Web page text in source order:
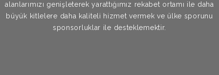
alanlarımızı genişleterek yarattığımız rekabet ortamı ile daha
büyük kitlelere daha kaliteli hizmet vermek ve ülke sporunu
sponsorluklar ile desteklemektir.